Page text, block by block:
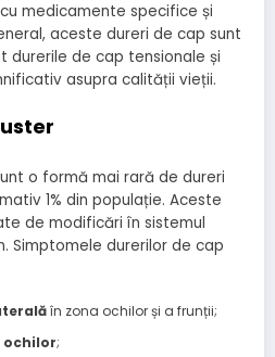
medicamente specifice și
aceste dureri de cap sunt
de cap tensionale și
asupra calității vieții.
o formă mai rară de dureri
1% din populație. Aceste
de modificări în sistemul
Simptomele durerilor de cap
în zona ochilor și a frunții;
ochilor;